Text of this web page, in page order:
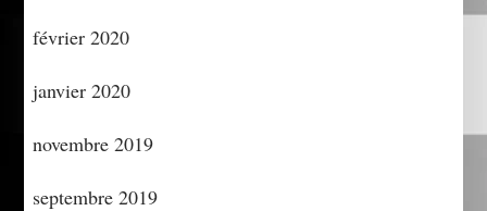
février 2020
janvier 2020
novembre 2019
septembre 2019